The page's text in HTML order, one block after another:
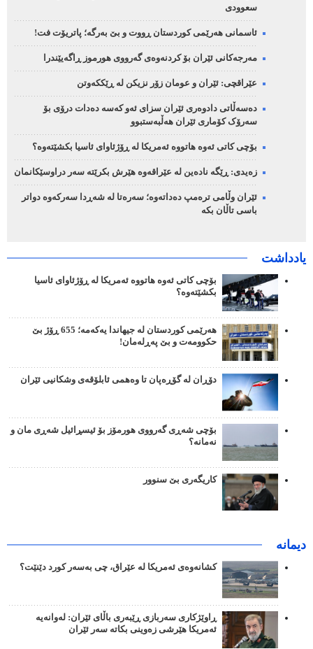
سعوودی
ئاسمانی هەرێمی کوردستان ڕووت و بێ بەرگە؛ پاتریۆت فت!
مەرجەکانی ئێران بۆ کردنەوەی گەرووی هورموز ڕاگەیێندرا
عێراقچی: ئێران و عومان زۆر نزیکن لە ڕێککەوتن
دەسەڵاتی دادوەری ئێران سزای ئەو کەسە دەدات درۆی بۆ
سەرۆک کۆماری ئێران هەڵبەستبوو
بۆچی کاتی ئەوە هاتووە ئەمریکا لە ڕۆژئاوای ئاسیا بکشێتەوە؟
زەیدی: ڕێگە نادەین لە عێراقەوە هێرش بکرێتە سەر دراوسێکانمان
ئێران وڵامی ترەمپ دەداتەوە؛ سەرەتا لە شەڕدا سەرکەوە دواتر
باسی تاڵان بکە
یادداشت
بۆچی کاتی ئەوە هاتووە ئەمریکا لە ڕۆژئاوای ئاسیا
بکشێتەوە؟
هەرێمی کوردستان لە جیهاندا یەکەمە؛ 655 ڕۆژ بێ
حکوومەت و بێ پەڕلەمان!
دۆڕان لە گۆڕەپان تا وەهمی ئابلۆقەی وشکانیی ئێران
بۆچی شەڕی گەرووی هورمۆز بۆ ئیسڕائیل شەڕی مان و
نەمانە؟
کاریگەری بێ سنوور
دیمانە
کشانەوەی ئەمریکا لە عێراق، چی بەسەر کورد دێنێت؟
ڕاوێژکاری سەربازی ڕێبەری باڵای ئێران: لەوانەیە
ئەمریکا هێرشی زەوینی بکاتە سەر ئێران